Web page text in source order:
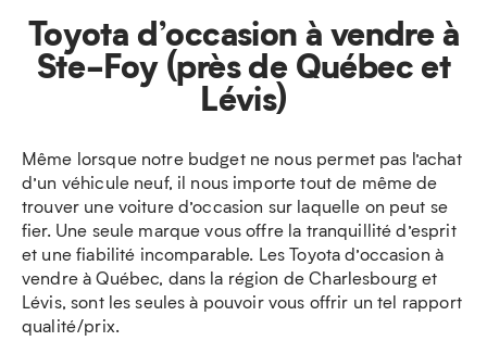
Toyota d’occasion à vendre à
Ste-Foy (près de Québec et
Lévis)
Même lorsque notre budget ne nous permet pas l’achat
d’un véhicule neuf, il nous importe tout de même de
trouver une voiture d’occasion sur laquelle on peut se
fier. Une seule marque vous offre la tranquillité d’esprit
et une fiabilité incomparable. Les Toyota d’occasion à
vendre à Québec, dans la région de Charlesbourg et
Lévis, sont les seules à pouvoir vous offrir un tel rapport
qualité/prix.